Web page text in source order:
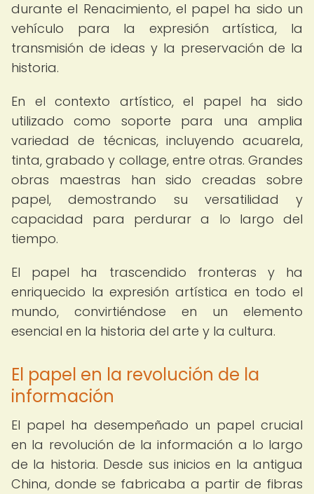
durante el Renacimiento, el papel ha sido un
vehículo para la expresión artística, la
transmisión de ideas y la preservación de la
historia.
En el contexto artístico, el papel ha sido
utilizado como soporte para una amplia
variedad de técnicas, incluyendo acuarela,
tinta, grabado y collage, entre otras. Grandes
obras maestras han sido creadas sobre
papel, demostrando su versatilidad y
capacidad para perdurar a lo largo del
tiempo.
El papel ha trascendido fronteras y ha
enriquecido la expresión artística en todo el
mundo, convirtiéndose en un elemento
esencial en la historia del arte y la cultura.
El papel en la revolución de la
información
El papel ha desempeñado un papel crucial
en la revolución de la información a lo largo
de la historia. Desde sus inicios en la antigua
China, donde se fabricaba a partir de fibras